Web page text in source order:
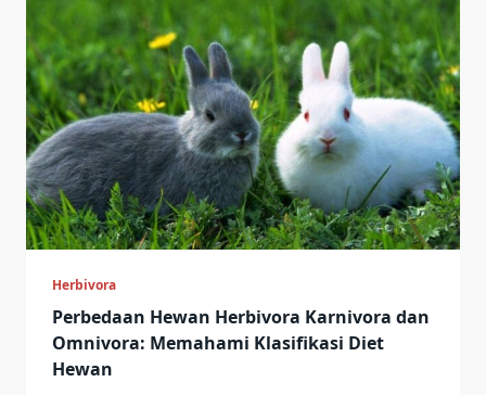
Herbivora
Perbedaan Hewan Herbivora Karnivora dan
Omnivora: Memahami Klasifikasi Diet
Hewan